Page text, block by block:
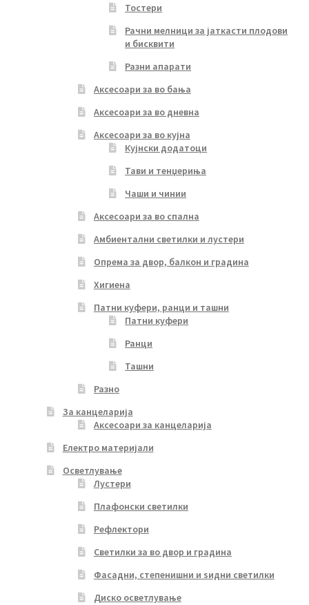
Тостери
Рачни мелници за јаткасти плодови
и бисквити
Разни апарати
Аксесоари за во бања
Аксесоари за во дневна
Аксесоари за во кујна
Кујнски додатоци
Тави и тенџериња
Чаши и чинии
Аксесоари за во спална
Амбиентални светилки и лустери
Опрема за двор, балкон и градина
Хигиена
Патни куфери, ранци и ташни
Патни куфери
Ранци
Ташни
Разно
За канцеларија
Аксесоари за канцеларија
Електро материјали
Осветлување
Лустери
Плафонски светилки
Рефлектори
Светилки за во двор и градина
Фасадни, степенишни и ѕидни светилки
Диско осветлување